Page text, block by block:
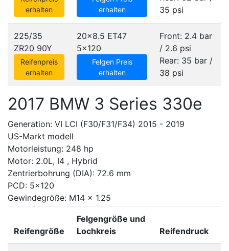
erhalten
erhalten
35 psi
225/35
ZR20 90Y
Reifenpreis
erhalten
20x8.5 ET47
5x120
Felgen Preis
erhalten
Front: 2.4 bar
/ 2.6 psi
Rear: 35 bar /
38 psi
2017 BMW 3 Series 330e
Generation: VI LCI (F30/F31/F34) 2015 - 2019
US-Markt modell
Motorleistung: 248 hp
Motor: 2.0L, I4 , Hybrid
Zentrierbohrung (DIA): 72.6 mm
PCD: 5x120
Gewindegröße: M14 x 1.25
Reifengröße
Felgengröße und
Lochkreis
Reifendruck